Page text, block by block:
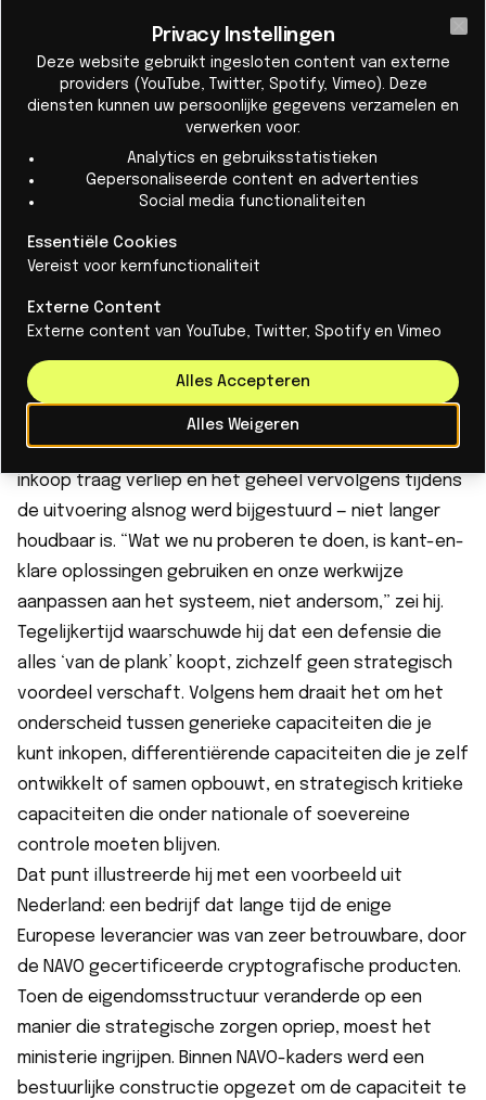
Technologiesnelheid is de nieuwe
gevechtskracht
Het slagveld wacht niet op aanbestedingscycli.
De beste defensie-startups van de NAVO
Zelf bouwen, inkopen of aanschaffen?
Van der Vlugt stelde dat het oude model — waarin elk
militair systeem tot in detail werd uitgetekend, de
inkoop traag verliep en het geheel vervolgens tijdens
de uitvoering alsnog werd bijgestuurd — niet langer
houdbaar is. “Wat we nu proberen te doen, is kant-en-
klare oplossingen gebruiken en onze werkwijze
aanpassen aan het systeem, niet andersom,” zei hij.
Tegelijkertijd waarschuwde hij dat een defensie die
alles ‘van de plank’ koopt, zichzelf geen strategisch
voordeel verschaft. Volgens hem draait het om het
onderscheid tussen generieke capaciteiten die je
kunt inkopen, differentiërende capaciteiten die je zelf
ontwikkelt of samen opbouwt, en strategisch kritieke
capaciteiten die onder nationale of soevereine
controle moeten blijven.
Dat punt illustreerde hij met een voorbeeld uit
Nederland: een bedrijf dat lange tijd de enige
Europese leverancier was van zeer betrouwbare, door
de NAVO gecertificeerde cryptografische producten.
Toen de eigendomsstructuur veranderde op een
manier die strategische zorgen opriep, moest het
ministerie ingrijpen. Binnen NAVO-kaders werd een
bestuurlijke constructie opgezet om de capaciteit te
Privacy Instellingen
Deze website gebruikt ingesloten content van externe
providers (YouTube, Twitter, Spotify, Vimeo). Deze
diensten kunnen uw persoonlijke gegevens verzamelen en
verwerken voor:
Analytics en gebruiksstatistieken
Gepersonaliseerde content en advertenties
Social media functionaliteiten
Essentiële Cookies
Vereist voor kernfunctionaliteit
Externe Content
Externe content van YouTube, Twitter, Spotify en Vimeo
Alles Weigeren
Alles Accepteren